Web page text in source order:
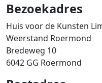
Bezoekadres
Huis voor de Kunsten
Weerstand Roermond
Bredeweg 10
6042 GG Roermond